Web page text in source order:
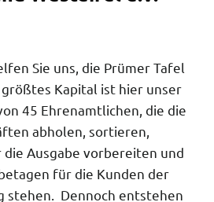
Sie uns, die Prümer Tafel
Kapital ist hier unser
45 Ehrenamtlichen, die die
abholen, sortieren,
Ausgabe vorbereiten und
für die Kunden der
stehen. Dennoch entstehen